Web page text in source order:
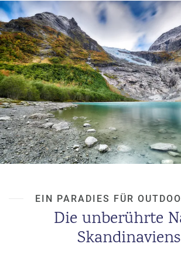
Diese Städte bieten einen
Schönheit des Nordens und sind ein
Region besucht.
EIN PARADIES FÜR
Die unberührte
Skandinaviens